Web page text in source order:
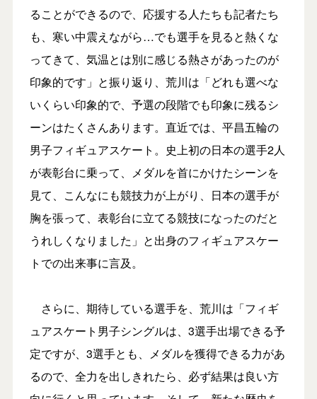
ることができるので、応援する人たちも記者たち
も、寒い中震えながら…でも選手を見ると熱くな
ってきて、気温とは別に感じる熱さがあったのが
印象的です」と振り返り、荒川は「どれも選べな
いくらい印象的で、予選の段階でも印象に残るシ
ーンはたくさんあります。直近では、平昌五輪の
男子フィギュアスケート。史上初の日本の選手2人
が表彰台に乗って、メダルを首にかけたシーンを
見て、こんなにも競技力が上がり、日本の選手が
胸を張って、表彰台に立てる競技になったのだと
うれしくなりました」と出身のフィギュアスケー
トでの出来事に言及。
さらに、期待している選手を、荒川は「フィギ
ュアスケート男子シングルは、3選手出場できる予
定ですが、3選手とも、メダルを獲得できる力があ
るので、全力を出しきれたら、必ず結果は良い方